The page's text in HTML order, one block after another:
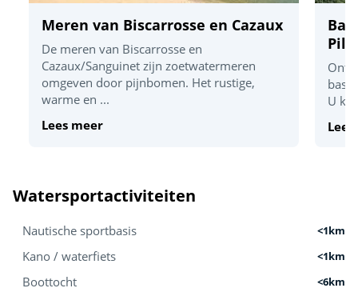
Meren van Biscarrosse en Cazaux
De meren van Biscarrosse en
Cazaux/Sanguinet zijn zoetwatermeren
omgeven door pijnbomen. Het rustige,
warme en ...
Lees meer
U
Watersportactiviteiten
Nautische sportbasis <1km
Kano / waterfiets <1km
Boottocht <6km